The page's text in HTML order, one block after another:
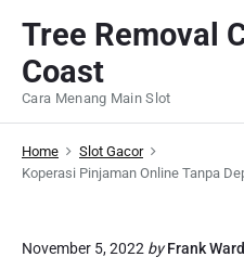
t
Tree Removal
Coast
Cara Menang Main Slot
Home
Slot Gacor
Koperasi Pinjaman Online Tanpa
November 5, 2022 by Frank Ward